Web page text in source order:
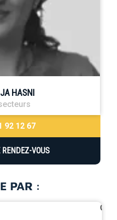
HASNI
92 12 67
VOUS
PAR :
0